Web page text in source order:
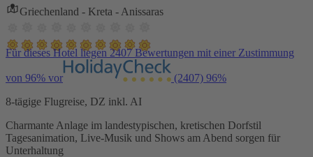
Griechenland - Kreta - Anissaras
Für dieses Hotel liegen 2407 Bewertungen mit einer Zustimmung
von 96% vor (2407) 96%
8-tägige Flugreise, DZ inkl. AI
Charmante Anlage im landestypischen, kretischen Dorfstil
Tagesanimation, Live-Musik und Shows am Abend sorgen für
Unterhaltung